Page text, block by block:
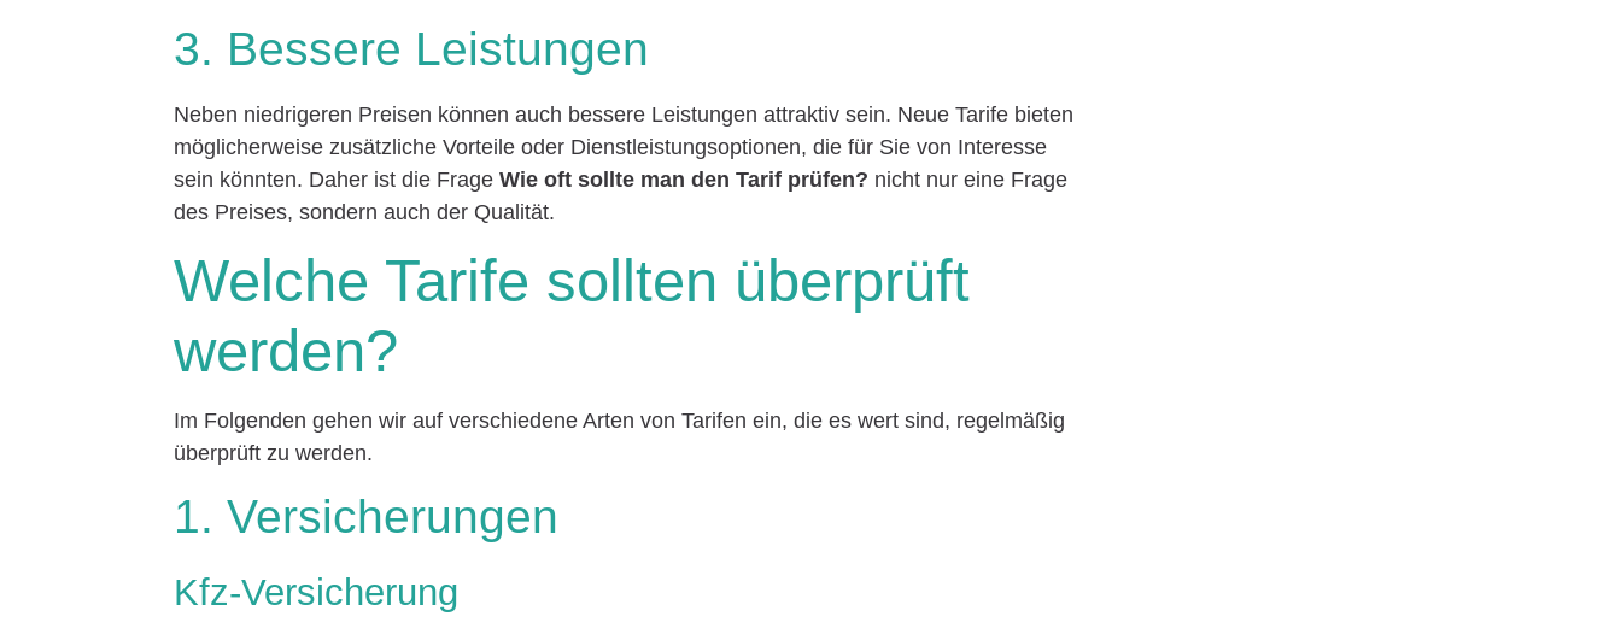
3. Bessere Leistungen
Neben niedrigeren Preisen können auch bessere Leistungen attraktiv sein. Neue Tarife bieten
möglicherweise zusätzliche Vorteile oder Dienstleistungsoptionen, die für Sie von Interesse
sein könnten. Daher ist die FrageWie oft sollte man den Tarif prüfen? nicht nur eine Frage
des Preises, sondern auch der Qualität.
Welche Tarife sollten überprüft
werden?
Im Folgenden gehen wir auf verschiedene Arten von Tarifen ein, die es wert sind, regelmäßig
überprüft zu werden.
1. Versicherungen
Kfz-Versicherung